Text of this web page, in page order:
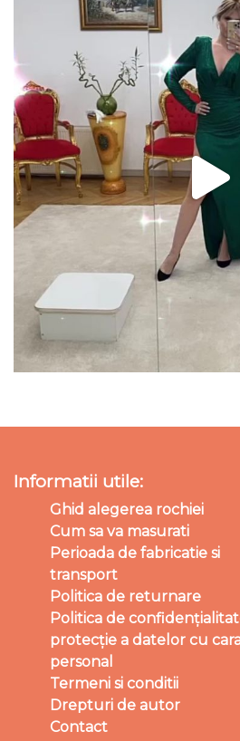
Informatii utile:
Ghid alegerea rochiei
Cum sa va masurati
Perioada de fabricatie si
transport
Politica de returnare
Politica de
protecție a datelor cu
personal
Termeni si conditii
Drepturi de autor
Contact